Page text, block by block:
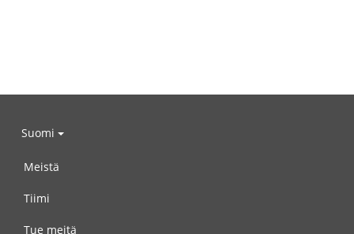
Suomi
Meistä
Tiimi
Tue meitä